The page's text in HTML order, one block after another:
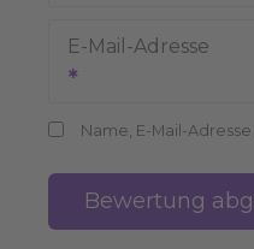
E-Mail-Adresse
Name, E-Mail-